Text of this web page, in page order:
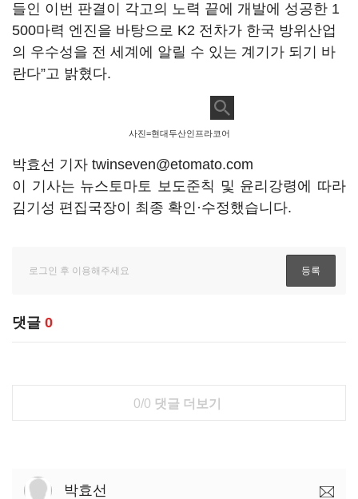
들인 이번 판결이 각고의 노력 끝에 개발에 성공한 1
500마력 엔진을 바탕으로 K2 전차가 한국 방위산업
의 우수성을 전 세계에 알릴 수 있는 계기가 되기 바
란다”고 밝혔다.
사진=현대두산인프라코어
박효선 기자 twinseven@etomato.com
이 기사는 뉴스토마토 보도준칙 및 윤리강령에 따라
김기성 편집국장이 최종 확인·수정했습니다.
댓글 0
0/0 댓글 더보기
박효선